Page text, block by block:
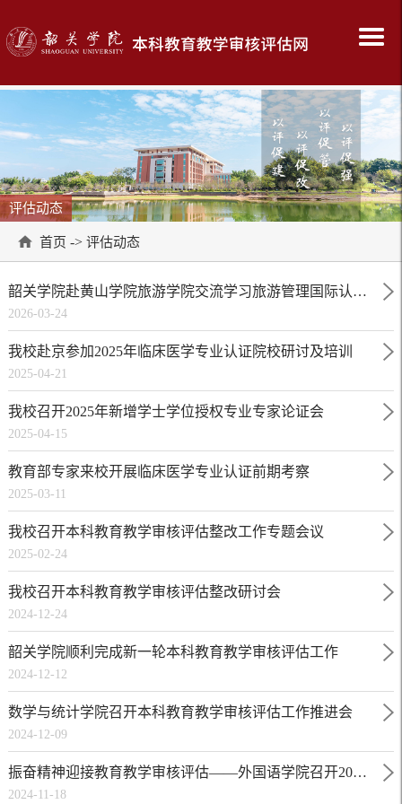
评估动态
首页 -> 评估动态
韶关学院赴黄山学院旅游学院交流学习旅游管理国际认证先进经验
2026-03-24
我校赴京参加2025年临床医学专业认证院校研讨及培训
2025-04-21
我校召开2025年新增学士学位授权专业专家论证会
2025-04-15
教育部专家来校开展临床医学专业认证前期考察
2025-03-11
我校召开本科教育教学审核评估整改工作专题会议
2025-02-24
我校召开本科教育教学审核评估整改研讨会
2024-12-24
韶关学院顺利完成新一轮本科教育教学审核评估工作
2024-12-12
数学与统计学院召开本科教育教学审核评估工作推进会
2024-12-09
振奋精神迎接教育教学审核评估——外国语学院召开2024级年级大会
2024-11-18